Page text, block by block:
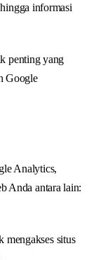
informasi
penting yang
Google
Analytics,
Anda antara lain:
mengakses situs